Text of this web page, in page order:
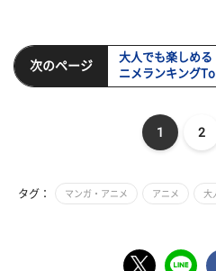
次のページ
大人でも楽しめる
ニメランキング
1 2
タグ： マンガ・アニメ アニメ 大